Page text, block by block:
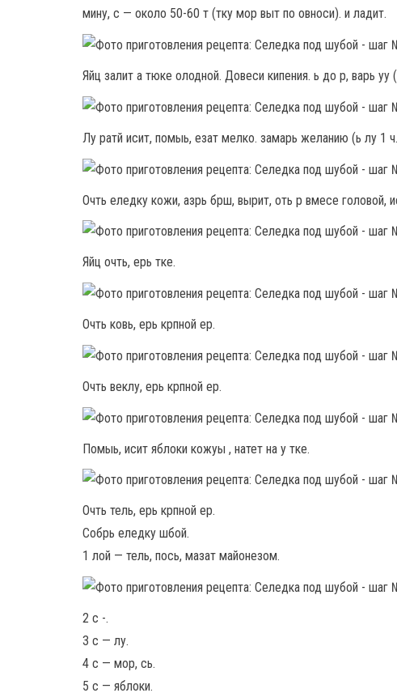
мину, с — около 50-60 т (тку мор выт по овноси). и ладит.
Яйц залит а тюке олодной. Довеси кипения. ь до р, варь уу
Лу ратй исит, помыь, езат мелко. замарь желанию (ь лу 1
Очть еледку кожи, азрь брш, вырит, оть р вмесе головой,
Яйц очть, ерь тке.
Очть ковь, ерь крпной ер.
Очть веклу, ерь крпной ер.
Помыь, исит яблоки кожуы , натет на у тке.
Очть тель, ерь крпной ер.
Собрь еледку шбой.
1 лой — тель, пось, мазат майонезом.
2 с -.
3 с — лу.
4 с — мор, сь.
5 с — яблоки.